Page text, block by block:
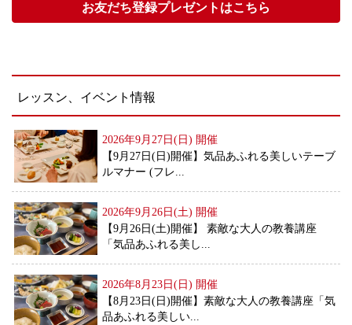
お友だち登録プレゼントはこちら
レッスン、イベント情報
2026年9月27日(日) 開催
【9月27日(日)開催】気品あふれる美しいテーブ
ルマナー (フレ...
2026年9月26日(土) 開催
【9月26日(土)開催】 素敵な大人の教養講座
「気品あふれる美し...
2026年8月23日(日) 開催
【8月23日(日)開催】素敵な大人の教養講座「気
品あふれる美しい...